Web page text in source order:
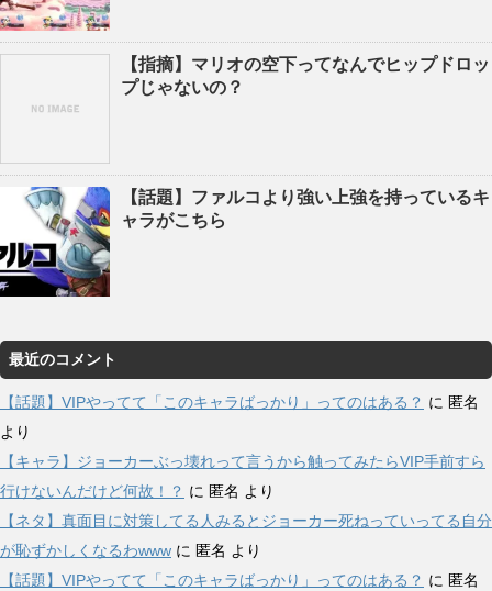
【指摘】マリオの空下ってなんでヒップドロッ
プじゃないの？
【話題】ファルコより強い上強を持っているキ
ャラがこちら
最近のコメント
【話題】VIPやってて「このキャラばっかり」ってのはある？ に 匿名
より
【キャラ】ジョーカーぶっ壊れって言うから触ってみたらVIP手前すら
行けないんだけど何故！？ に 匿名 より
【ネタ】真面目に対策してる人みるとジョーカー死ねっていってる自分
が恥ずかしくなるわwww に 匿名 より
【話題】VIPやってて「このキャラばっかり」ってのはある？ に 匿名